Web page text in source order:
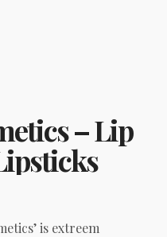
– Lip
is extreem